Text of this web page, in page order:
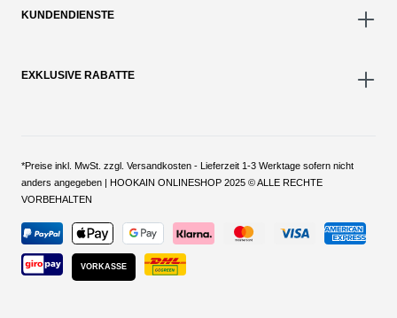
KUNDENDIENSTE
EXKLUSIVE RABATTE
*Preise inkl. MwSt. zzgl. Versandkosten - Lieferzeit 1-3 Werktage sofern nicht
anders angegeben | HOOKAIN ONLINESHOP 2025 © ALLE RECHTE
VORBEHALTEN
VORKASSE